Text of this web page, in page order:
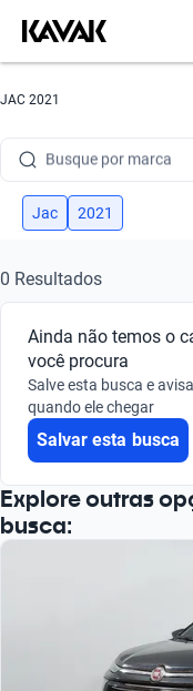
JAC 2021
Busque por modelo
Busque por versão
Busque por ano
Busque por modelo
Busque por versão
Busque por ano
Jac 2021
0 Resultados
Ainda não temos o
você procura
Salve esta busca e
quando ele chegar
Salvar esta busca
Explore outras
busca: